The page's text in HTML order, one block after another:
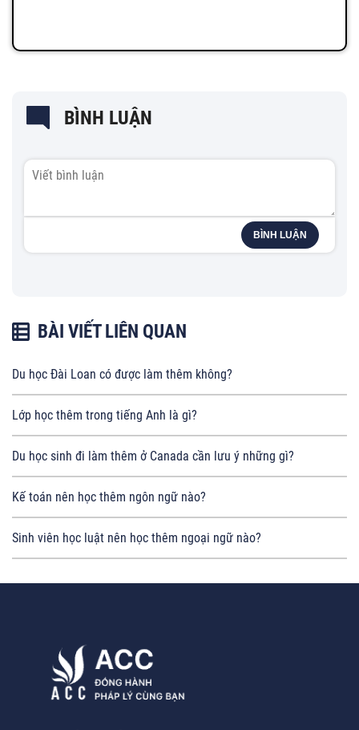
BÌNH LUẬN
BÌNH LUẬN
BÀI VIẾT LIÊN QUAN
Du học Đài Loan có được làm thêm không?
Lớp học thêm trong tiếng Anh là gì?
Du học sinh đi làm thêm ở Canada cần lưu ý những gì?
Kế toán nên học thêm ngôn ngữ nào?
Sinh viên học luật nên học thêm ngoại ngữ nào?